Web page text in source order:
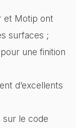
et Motip ont
surfaces ;
une finition
d’excellents
sur le code